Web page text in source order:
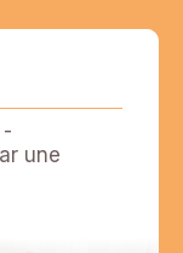
-
une